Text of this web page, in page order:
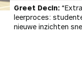
Greet Decin:
leerproces:
nieuwe inzichten